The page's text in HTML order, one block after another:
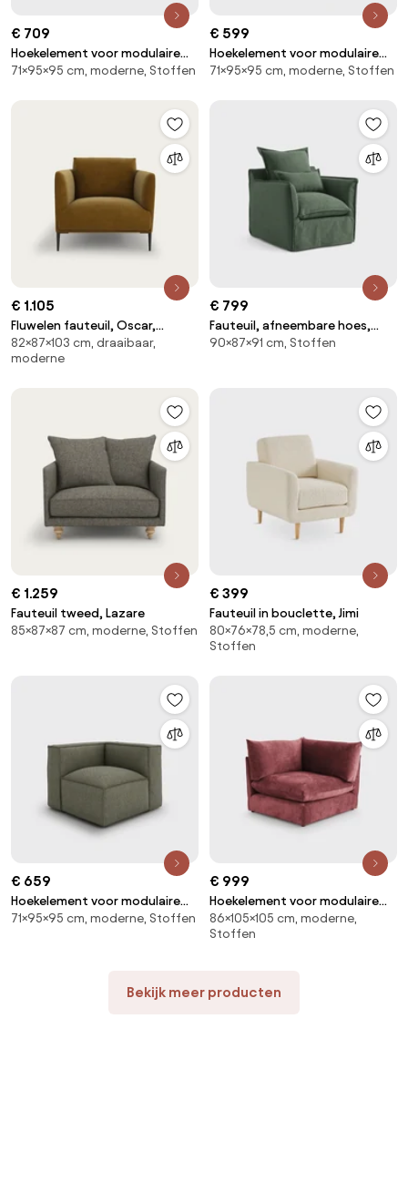
€ 709
Hoekelement voor modulaire
bank, in badstof, Seven
71×95×95 cm, moderne, Stoffen
€ 599
Hoekelement voor modulaire
bank, in ribfluweel, Seven
71×95×95 cm, moderne, Stoffen
€ 1.105
Fluwelen fauteuil, Oscar,
ontwerp Emmanuel Gallina
82×87×103 cm, draaibaar,
moderne
€ 799
Fauteuil, afneembare hoes,
polyester, Odna
90×87×91 cm, Stoffen
€ 1.259
Fauteuil tweed, Lazare
85×87×87 cm, moderne, Stoffen
€ 399
Fauteuil in bouclette, Jimi
80×76×78,5 cm, moderne,
Stoffen
€ 659
Hoekelement voor modulaire
bank, in structuurstof, Seven
71×95×95 cm, moderne, Stoffen
€ 999
Hoekelement voor modulaire
bank, in structuurfluweel, Malo
86×105×105 cm, moderne,
Stoffen
Bekijk meer producten